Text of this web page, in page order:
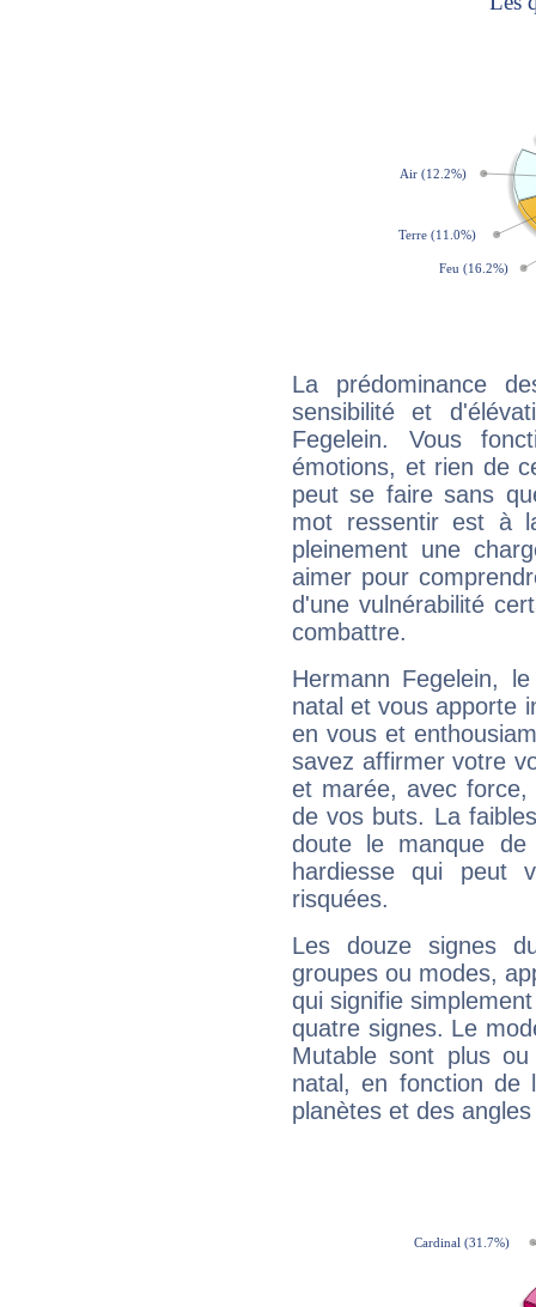
La prédominance
sensibilité et
Fegelein. Vous
émotions, et rien de
peut se faire sans
mot ressentir est à
pleinement une
aimer pour
d'une vulnérabilité
combattre.
Hermann Fegelein,
natal et vous apporte
en vous et
savez affirmer votre
et marée, avec
de vos buts. La
doute le manque
hardiesse qui peut
risquées.
Les douze signes
groupes ou modes,
qui signifie
quatre signes. Le
Mutable sont plus
natal, en fonction de
planètes et des